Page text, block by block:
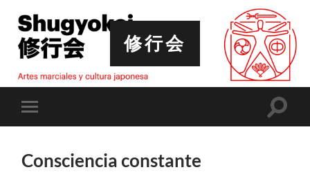
修行会
Alternar
el
Consciencia constante